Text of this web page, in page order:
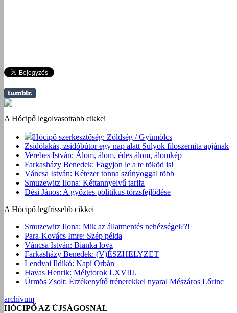
A Hócipő legolvasottabb cikkei
Hócipő szerkesztőség: Zöldség / Gyümölcs
Zsidólakás, zsidóbútor egy nap alatt Sulyok filoszemita apjának
Verebes István: Álom, álom, édes álom, álomkép
Farkasházy Benedek: Fagyjon le a te tököd is!
Váncsa István: Kétezer tonna szúnyoggal több
Smuzewitz Ilona: Kéttannyelvű tarifa
Dési János: A győztes politikus törzsfejlődése
A Hócipő legfrissebb cikkei
Smuzewitz Ilona: Mik az állatmentés nehézségei??!
Para-Kovács Imre: Szép példa
Váncsa István: Bianka lova
Farkasházy Benedek: (V)ÉSZHELYZET
Lendvai Ildikó: Napi Orbán
Havas Henrik: Mélytorok LXVIII.
Ürmös Zsolt: Érzékenyítő trénerekkel nyaral Mészáros Lőrinc
archívum
HÓCIPŐ AZ ÚJSÁGOSNÁL